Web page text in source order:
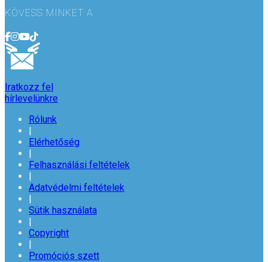
KÖVESS MINKET A
Iratkozz fel
hírlevelünkre
Rólunk
|
Elérhetőség
|
Felhasználási feltételek
|
Adatvédelmi feltételek
|
Sütik használata
|
Copyright
|
Promóciós szett